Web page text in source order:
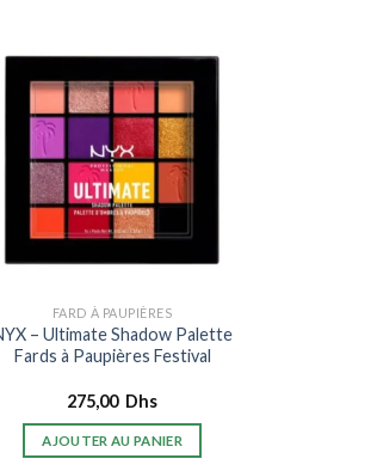
FARD À PAUPIÈRES
– Ultimate Shadow Palette
Fards à Paupières Festival
275,00 Dhs
AJOUTER AU PANIER